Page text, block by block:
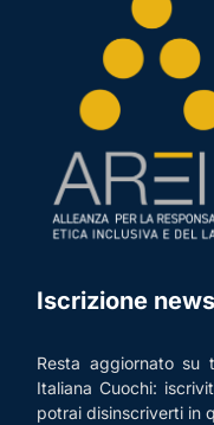
Iscrizione
Resta aggiornato su
Italiana Cuochi:
potrai disinscriverti in